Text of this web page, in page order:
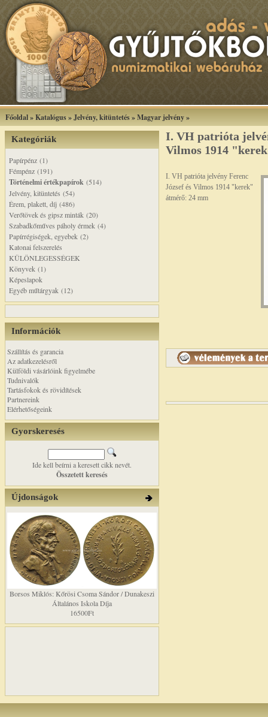
Főoldal»Katalógus»Jelvény, kitüntetés»Magyar jelvény»
Kategóriák
Papírpénz (1)
Fémpénz (191)
Történelmi értékpapírok (514)
Jelvény, kitüntetés (54)
Érem, plakett, díj (486)
Verőtövek és gipsz minták (20)
Szabadkőműves páholy érmek (4)
Papírrégiségek, egyebek (2)
Katonai felszerelés
KÜLÖNLEGESSÉGEK
Könyvek (1)
Képeslapok
Egyéb műtárgyak (12)
Információk
Szállítás és garancia
Az adatkezelésről
Külföldi vásárlóink figyelmébe
Tudnivalók
Tartásfokok és rövidítések
Partnereink
Elérhetőségeink
Gyorskeresés
Ide kell beírni a keresett cikk nevét.
Összetett keresés
Újdonságok
Borsos Miklós: Kőrösi Csoma Sándor / Dunakeszi
Általános Iskola Díja
16500Ft
I. VH patrióta
Vilmos 1914
I. VH patrióta jelvény Ferenc
József és Vilmos 1914 "kerek"
átmérő: 24 mm